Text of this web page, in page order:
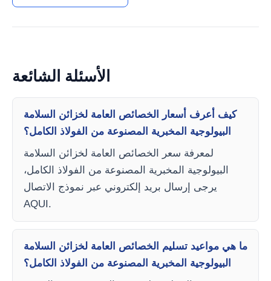
الأسئلة الشائعة
كيف أعرف أسعار الخصائص العامة لخزائن السلامة
البيولوجية المخبرية المصنوعة من الفولاذ الكامل؟
لمعرفة سعر الخصائص العامة لخزائن السلامة
البيولوجية المخبرية المصنوعة من الفولاذ الكامل،
يرجى إرسال بريد إلكتروني عبر نموذج الاتصال
AQUI.
ما هي مواعيد تسليم الخصائص العامة لخزائن السلامة
البيولوجية المخبرية المصنوعة من الفولاذ الكامل؟